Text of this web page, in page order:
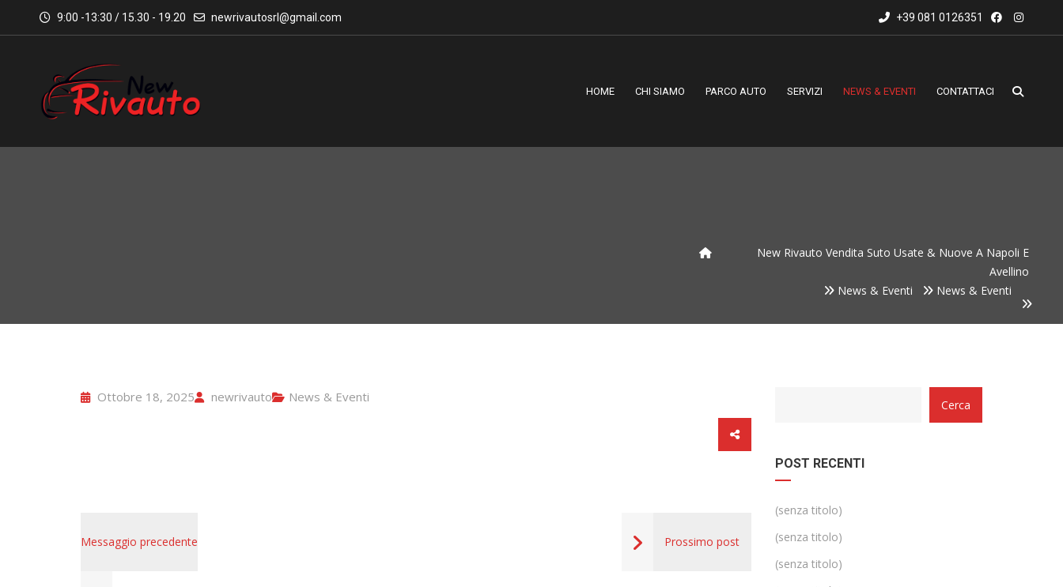
9:00 -13:30 / 15.30 - 19.20 newrivautosrl@gmail.com +39 081 0126351
HOME CHI SIAMO PARCO AUTO SERVIZI NEWS & EVENTI CONTATTACI
New Rivauto Vendita Suto Usate & Nuove A Napoli E
Avellino
News & Eventi
News & Eventi
Ottobre 18, 2025 newrivauto News & Eventi
Messaggio precedente Prossimo post
Cerca
POST RECENTI
(senza titolo)
(senza titolo)
(senza titolo)